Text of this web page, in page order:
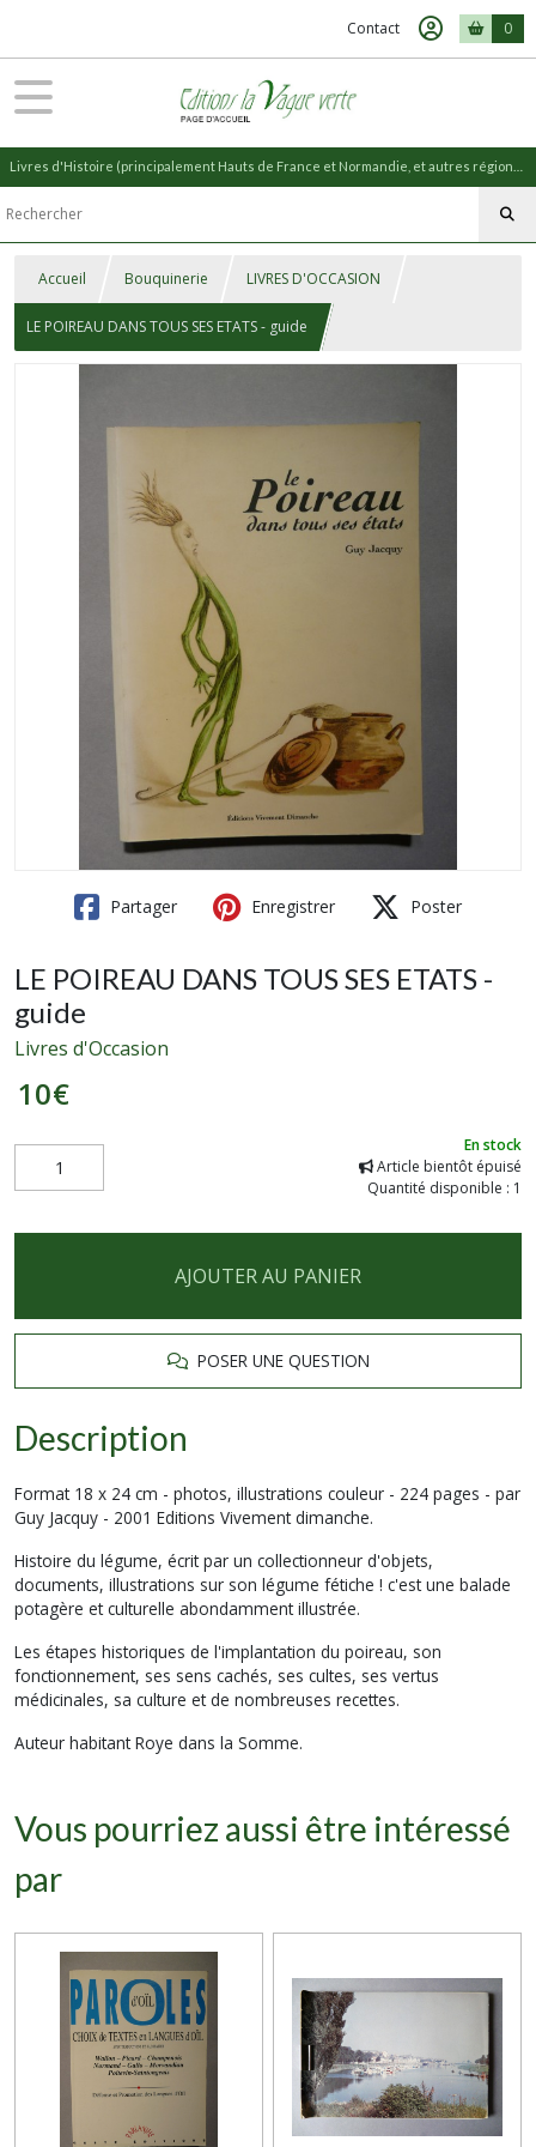
Contact 0
Accueil Bouquinerie LIVRES D'OCCASION
LE POIREAU DANS TOUS SES ETATS - guide
Partager Enregistrer Poster
LE POIREAU DANS TOUS SES ETATS -
guide
Livres d'Occasion
10€
En stock
Article bientôt épuisé
Quantité disponible : 1
AJOUTER AU PANIER
POSER UNE QUESTION
Description
Format 18 x 24 cm - photos, illustrations couleur - 224 pages - par
Guy Jacquy - 2001 Editions Vivement dimanche.
Histoire du légume, écrit par un collectionneur d'objets,
documents, illustrations sur son légume fétiche ! c'est une balade
potagère et culturelle abondamment illustrée.
Les étapes historiques de l'implantation du poireau, son
fonctionnement, ses sens cachés, ses cultes, ses vertus
médicinales, sa culture et de nombreuses recettes.
Auteur habitant Roye dans la Somme.
Vous pourriez aussi être intéressé
par